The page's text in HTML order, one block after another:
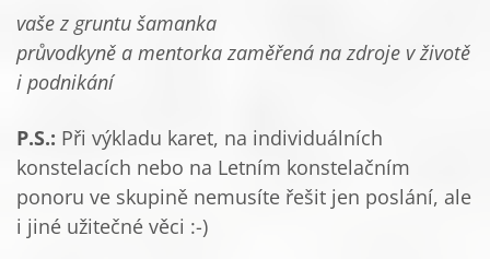
vaše z gruntu šamanka
průvodkyně a mentorka zaměřená na zdroje v životě
i podnikání
P.S.: Při výkladu karet, na individuálních
konstelacích nebo na Letním konstelačním
ponoru ve skupině nemusíte řešit jen poslání, ale
i jiné užitečné věci :-)